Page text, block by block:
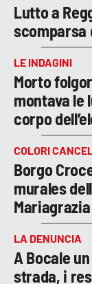
Lutto a
scomparsa
LE INDAGINI
Morto
montava le
corpo
COLORI
Borgo
murales
LA DENUNCIA
A Bocale
strada, i